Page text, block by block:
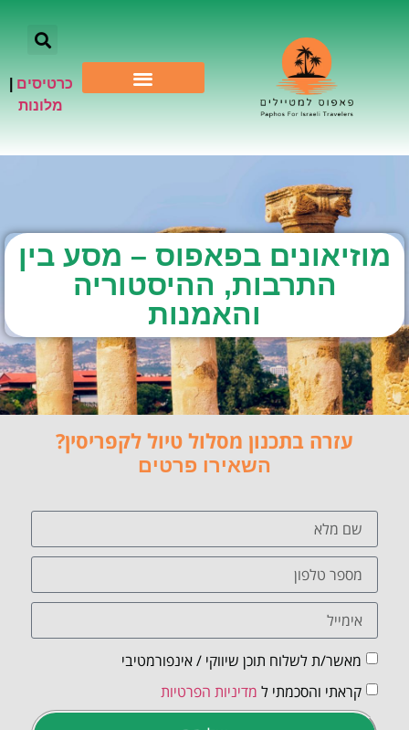
כרטיסים
מלונות
מוזיאונים בפאפוס – מסע בין
התרבות, ההיסטוריה
והאמנות
עזרה בתכנון מסלול טיול לקפריסין?
השאירו פרטים
מאשר/ת לשלוח תוכן שיווקי / אינפורמטיבי
קראתי והסכמתי ל מדיניות הפרטיות